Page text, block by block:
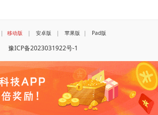
| 移动版 | 安卓版 | 苹果版 | Pad版
豫ICP备2023031922号-1